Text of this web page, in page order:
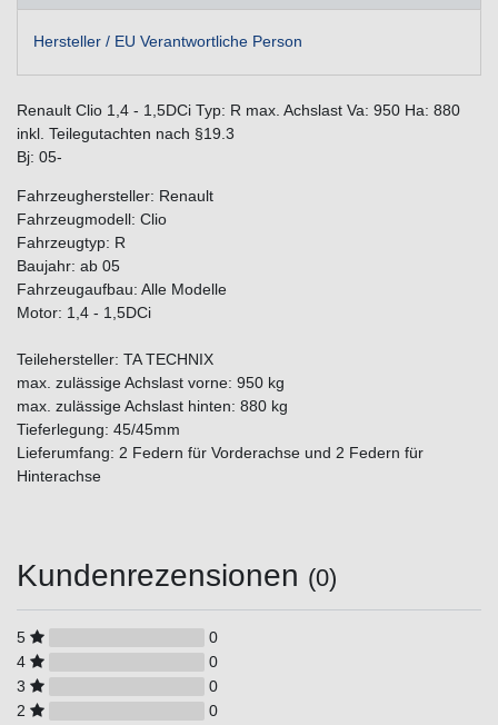
Hersteller / EU Verantwortliche Person
Renault Clio 1,4 - 1,5DCi Typ: R max. Achslast Va: 950 Ha: 880
inkl. Teilegutachten nach §19.3
Bj: 05-
Fahrzeughersteller: Renault
Fahrzeugmodell: Clio
Fahrzeugtyp: R
Baujahr: ab 05
Fahrzeugaufbau: Alle Modelle
Motor: 1,4 - 1,5DCi
Teilehersteller: TA TECHNIX
max. zulässige Achslast vorne: 950 kg
max. zulässige Achslast hinten: 880 kg
Tieferlegung: 45/45mm
Lieferumfang: 2 Federn für Vorderachse und 2 Federn für
Hinterachse
Kundenrezensionen (0)
5
0
4
0
3
0
2
0